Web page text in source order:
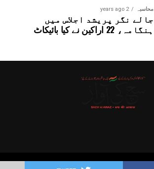
محاسبہ 2 years ago
جالے نگر پریشد اجلاس میں
ہنگامہ، 22 اراکین نے کیا بائیکاٹ
Copyright © 2025 Probitas News